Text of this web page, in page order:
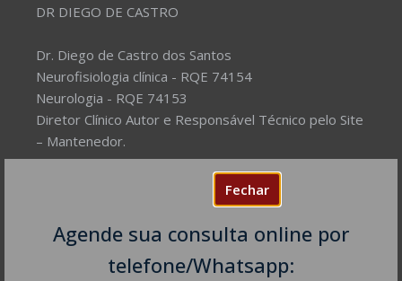
Fechar
Agende sua consulta online por
telefone/Whatsapp:
DR DIEGO DE CASTRO
Dr. Diego de Castro dos Santos
Neurofisiologia clínica - RQE 74154
Neurologia - RQE 74153
Diretor Clínico Autor e Responsável Técnico pelo Site
– Mantenedor.
Prover Soluções cada vez mais
completas de forma facilitada para a gestão da saúde
e o bem-estar das pessoas, com excelência,
humanidade e sustentabilidade. Destinado ao
público em geral.